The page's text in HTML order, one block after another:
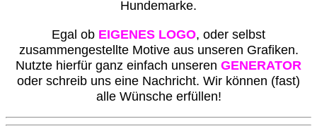
Hundemarke.
Egal ob EIGENES LOGO, oder selbst
zusammengestellte Motive aus unseren Grafiken.
Nutzte hierfür ganz einfach unseren GENERATOR
oder schreib uns eine Nachricht. Wir können (fast)
alle Wünsche erfüllen!